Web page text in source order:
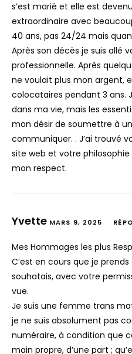
s’est marié et elle est
extraordinaire avec
40 ans, pas 24/24 mais
Après son décès je suis allé
professionnelle. Après
ne voulait plus mon argent,
colocataires pendant 3 ans.
dans ma vie, mais les
mon désir de soumettre à
communiquer. . J’ai trouvé
site web et votre
mon respect.
Yvette MARS 9, 2025
Mes Hommages les plus
C’est en cours que je
souhatais, avec votre
vue.
Je suis une femme trans
je ne suis absolument pas
numéraire, à condition que
main propre, d’une part ;